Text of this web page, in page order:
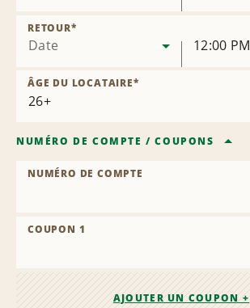
Date
RETOUR*
12:00 PM
ÂGE DU LOCATAIRE*
NUMÉRO DE COMPTE /COUPONS
NUMÉRO DE COMPTE
COUPON 1
AJOUTER UN COUPON +